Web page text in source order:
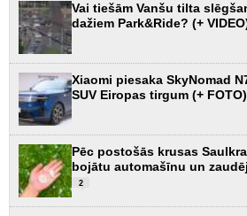
Vai tiešām Vanšu tilta
dažiem Park&Ride? (+
Xiaomi piesaka SkyNomad
SUV Eiropas tirgum (+ FOTO)
Pēc postošās krusas
bojātu automašīnu un
2